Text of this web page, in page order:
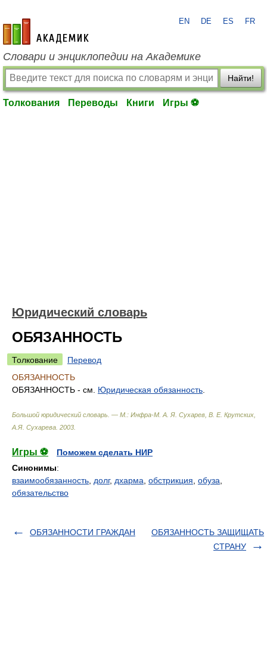
academic.ru
EN DE ES FR
Словари и энциклопедии на Академике
Найти!
Толкования Переводы Книги Игры ⚽
Юридический словарь
ОБЯЗАННОСТЬ
Толкование
Перевод
ОБЯЗАННОСТЬ
ОБЯЗАННОСТЬ - см. Юридическая обязанность
Большой юридический словарь. — М.: Инфра-М А. Я. Сухарев, В. Е. Крутских,
А.Я. Сухарева 2003
Игры ⚽
Поможем сделать НИР
Синонимы:
взаимообязанность долг, дхарма обстрикция обуза
обязательство
ОБЯЗАННОСТИ ГРАЖДАН
ОБЯЗАННОСТЬ ЗАЩИЩАТЬ
СТРАНУ